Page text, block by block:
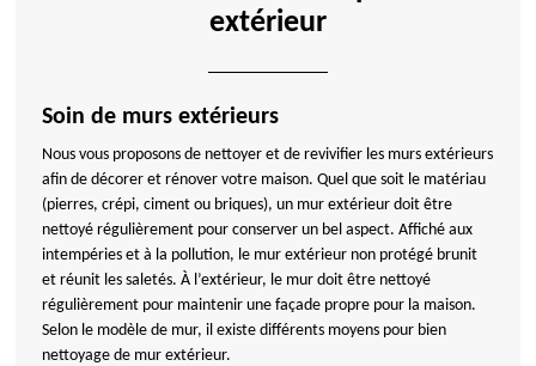
extérieur
Soin de murs extérieurs
Nous vous proposons de nettoyer et de revivifier les murs extérieurs
afin de décorer et rénover votre maison. Quel que soit le matériau
(pierres, crépi, ciment ou briques), un mur extérieur doit être
nettoyé régulièrement pour conserver un bel aspect. Affiché aux
intempéries et à la pollution, le mur extérieur non protégé brunit
et réunit les saletés. À l’extérieur, le mur doit être nettoyé
régulièrement pour maintenir une façade propre pour la maison.
Selon le modèle de mur, il existe différents moyens pour bien
nettoyage de mur extérieur.